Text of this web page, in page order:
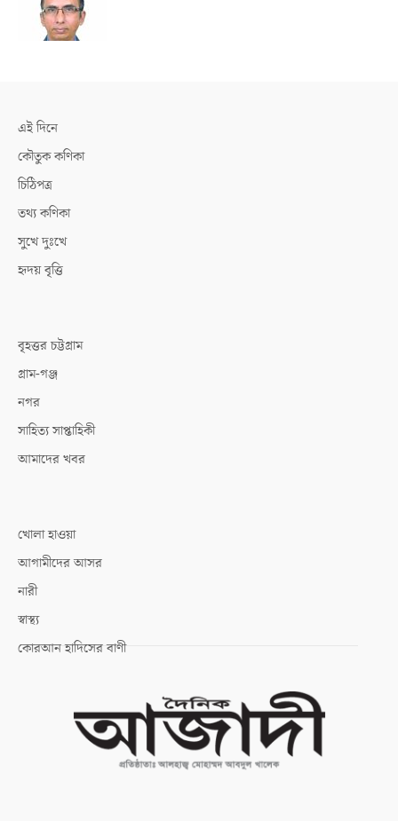
এই দিনে
কৌতুক কণিকা
চিঠিপত্র
তথ্য কণিকা
সুখে দুঃখে
হৃদয় বৃত্তি
বৃহত্তর চট্টগ্রাম
গ্রাম-গঞ্জ
নগর
সাহিত্য সাপ্তাহিকী
আমাদের খবর
খোলা হাওয়া
আগামীদের আসর
নারী
স্বাস্থ্য
কোরআন হাদিসের বাণী